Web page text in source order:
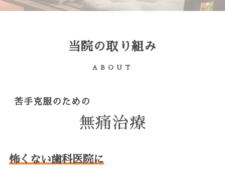
当院の取り組み
ABOUT
苦手克服のための
無痛治療
怖くない歯科医院に